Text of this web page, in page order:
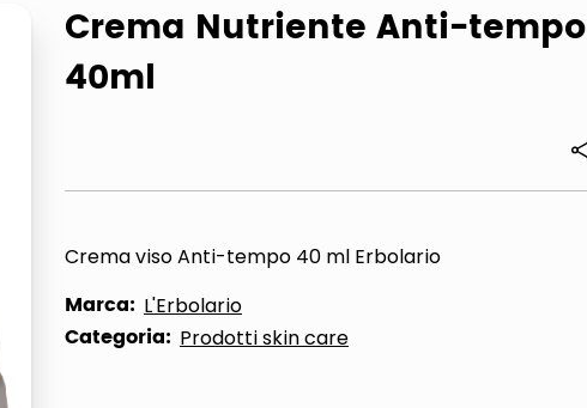
Crema Nutriente Anti-tempo
40ml
Crema viso Anti-tempo 40 ml Erbolario
Marca: L'Erbolario
Categoria: Prodotti skin care